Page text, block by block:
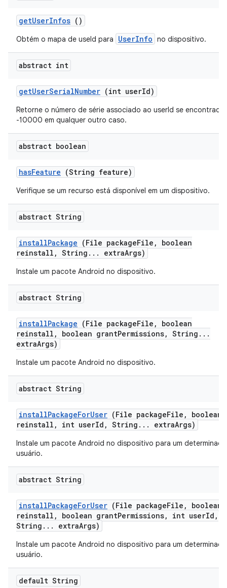
getUserInfos ()
Obtém o mapa de useId para UserInfo no dispositivo.
abstract int
getUserSerialNumber (int userId)
Retorne o número de série associado ao userId se encontrado,
-10000 em qualquer outro caso.
abstract boolean
hasFeature (String feature)
Verifique se um recurso está disponível em um dispositivo.
abstract String
installPackage (File packageFile ,
boolean
reinstall , String . . . extraArgs)
Instale um pacote Android no dispositivo.
abstract String
installPackage (File packageFile ,
boolean
reinstall , boolean grantPermissions, String . . .
extraArgs)
Instale um pacote Android no dispositivo.
abstract String
installPackageForUser (File packageFile ,
boolean
reinstall , int userId , String . . . extraArgs)
Instale um pacote Android no dispositivo para um determinado
usuário.
abstract String
installPackageForUser (File packageFile ,
boolean
reinstall , boolean grantPermissions, int userId ,
String . . . extraArgs)
Instale um pacote Android no dispositivo para um determinado
usuário.
default String